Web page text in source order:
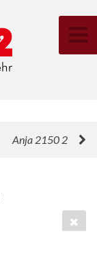
Anja 2150 2